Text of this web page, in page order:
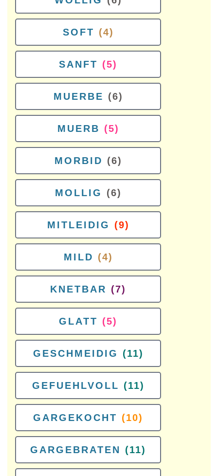
SOFT (4)
SANFT (5)
MUERBE (6)
MUERB (5)
MORBID (6)
MOLLIG (6)
MITLEIDIG (9)
MILD (4)
KNETBAR (7)
GLATT (5)
GESCHMEIDIG (11)
GEFUEHLVOLL (11)
GARGEKOCHT (10)
GARGEBRATEN (11)